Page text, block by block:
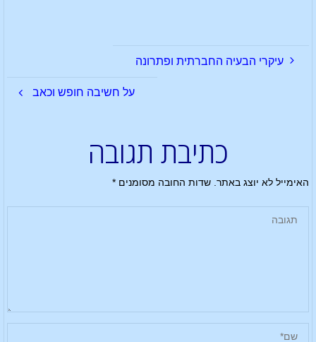
עיקרי הבעיה החברתית ופתרונה
על חשיבה חופש וכאב
כתיבת תגובה
האימייל לא יוצג באתר. שדות החובה מסומנים*